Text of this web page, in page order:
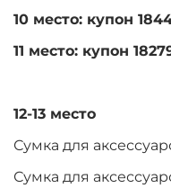
10 место: купон
11 место: купон
12-13 место
Сумка для
Сумка для